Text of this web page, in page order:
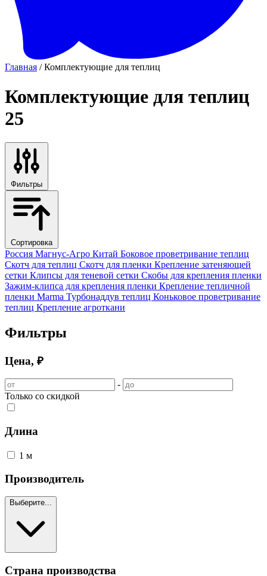
Главная / Комплектующие для теплиц
Комплектующие для теплиц
25
Фильтры
Сортировка
Россия Магнус-Агро Китай Боковое проветривание теплиц
Скотч для теплиц Скотч для пленки Крепление затеняющей
сетки Клипсы для теневой сетки Скобы для крепления пленки
Зажим-клипса для крепления пленки Крепление тепличной
пленки Marma Турбонаддув теплиц Коньковое проветривание
теплиц Крепление агроткани
Фильтры
Цена, ₽
-
Только со скидкой
Длина
1 м
Производитель
Выберите...
Страна производства